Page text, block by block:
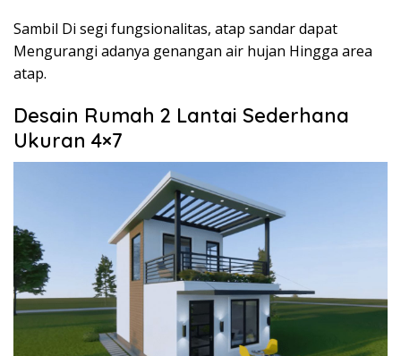
Sambil Di segi fungsionalitas, atap sandar dapat
Mengurangi adanya genangan air hujan Hingga area
atap.
Desain Rumah 2 Lantai Sederhana
Ukuran 4×7